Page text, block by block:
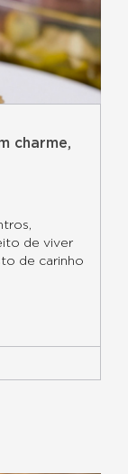
charme,
de viver
de carinho